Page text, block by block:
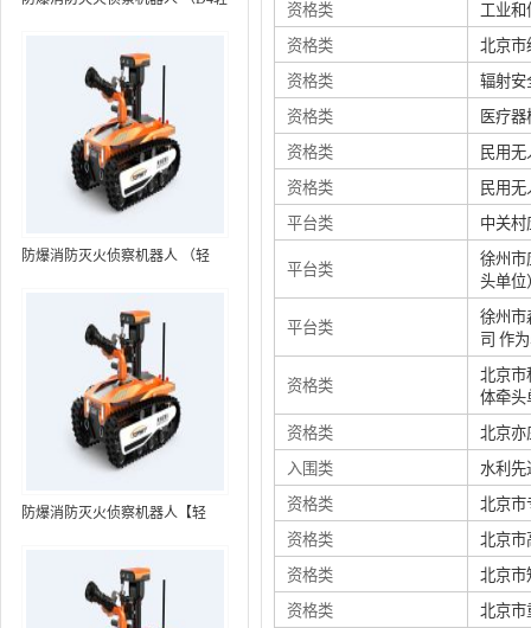
防爆消防灭火侦察机器人 （轻
MC80BD（第6代）
防爆消防灭火侦察机器人【轻
装置+语音控制+跟随功能+5G控
资格类
工业和
资格类
北京市
资格类
辐射安
资格类
医疗
资格类
民用
资格类
民用
平台类
中关村
平台类
徐州市
头单位
平台类
徐州市
司 作
资格类
北京市
体牵头
资格类
北京亦
入围类
水利先
资格类
北京市
资格类
北京市
资格类
北京市
资格类
北京市